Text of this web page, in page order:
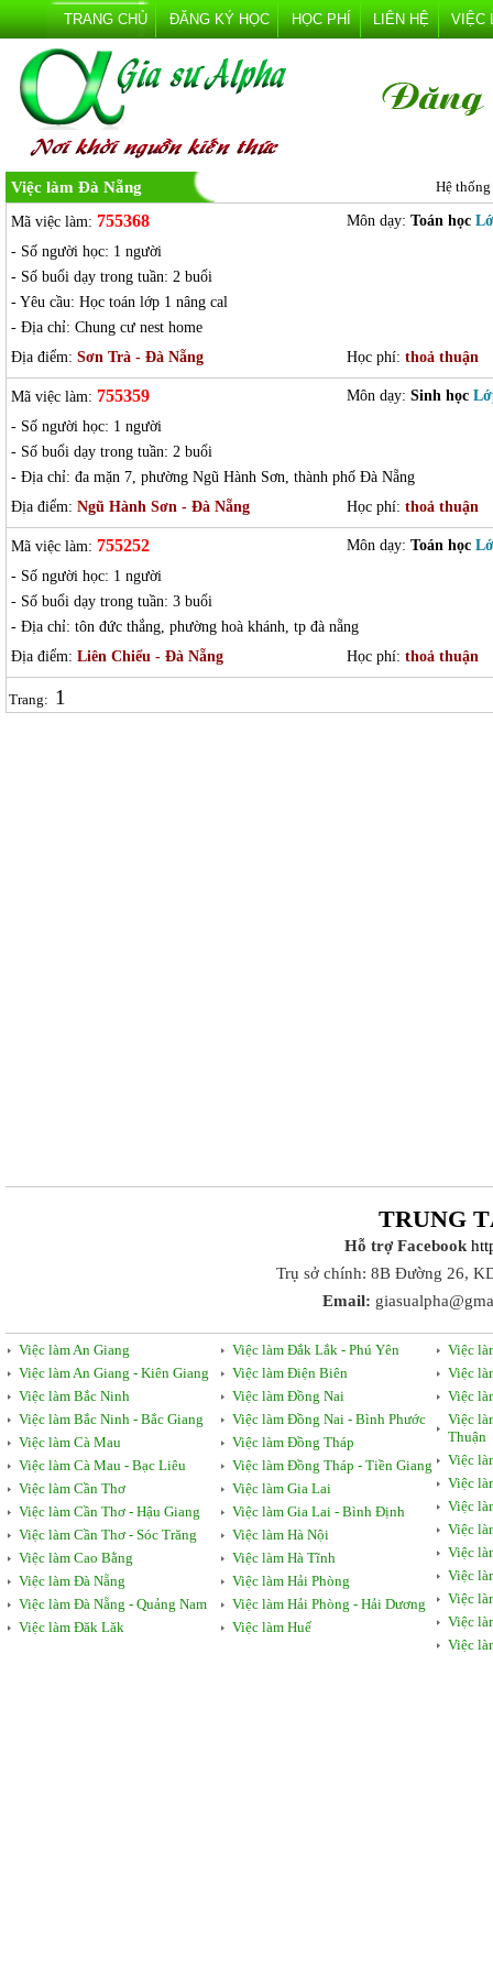
TRANG CHỦ ĐĂNG KÝ HỌC HỌC PHÍ LIÊN HỆ VIỆC
Việc làm Đà Nẵng Hệ
Mã việc làm: 755368 Môn dạy: Toán học
- Số người học: 1 người
- Số buổi dạy trong tuần: 2 buổi
- Yêu cầu: Học toán lớp 1 nâng cal
- Địa chỉ: Chung cư nest home
Địa điểm: Sơn Trà - Đà Nẵng Học phí: thoả thuận
Mã việc làm: 755359 Môn dạy: Sinh học
- Số người học: 1 người
- Số buổi dạy trong tuần: 2 buổi
- Địa chỉ: đa mặn 7, phường Ngũ Hành Sơn, thành phố Đà Nẵng
Địa điểm: Ngũ Hành Sơn - Đà Nẵng Học phí: thoả thuận
Mã việc làm: 755252 Môn dạy: Toán học
- Số người học: 1 người
- Số buổi dạy trong tuần: 3 buổi
- Địa chỉ: tôn đức thắng, phường hoà khánh, tp đà nẵng
Địa điểm: Liên Chiểu - Đà Nẵng Học phí: thoả thuận
Trang: 1
TRUNG
Hỗ trợ Facebook
Trụ sở chính: 8B Đường 26,
Email:
Việc làm An Giang
Việc làm An Giang - Kiên Giang
Việc làm Bắc Ninh
Việc làm Bắc Ninh - Bắc Giang
Việc làm Cà Mau
Việc làm Cà Mau - Bạc Liêu
Việc làm Cần Thơ
Việc làm Cần Thơ - Hậu Giang
Việc làm Cần Thơ - Sóc Trăng
Việc làm Cao Bằng
Việc làm Đà Nẵng
Việc làm Đà Nẵng - Quảng Nam
Việc làm Đăk Lăk
Việc làm Đắk Lắk - Phú Yên
Việc làm Điện Biên
Việc làm Đồng Nai
Việc làm Đồng Nai - Bình Phước
Việc làm Đồng Tháp
Việc làm Đồng Tháp - Tiền Giang
Việc làm Gia Lai
Việc làm Gia Lai - Bình Định
Việc làm Hà Nội
Việc làm Hà Tĩnh
Việc làm Hải Phòng
Việc làm Hải Phòng - Hải Dương
Việc làm Huế
Việc
Việc
Việc
Việc
Thuận
Việc
Việc
Việc
Việc
Việc
Việc
Việc
Việc
Việc